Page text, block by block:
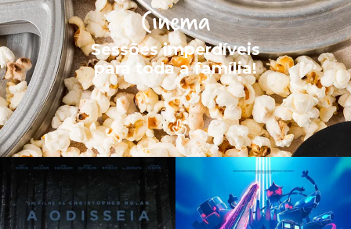
Cinema
Sessões imperdíveis
para toda a família!